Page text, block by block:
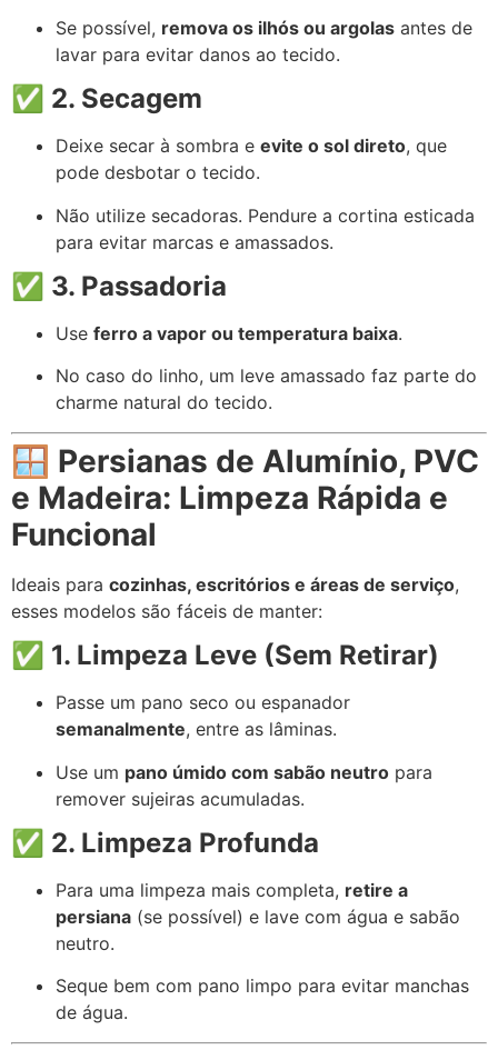
Se possível, remova os ilhós ou argolas antes de
lavar para evitar danos ao tecido.
✅ 2. Secagem
Deixe secar à sombra e evite o sol direto, que
pode desbotar o tecido.
Não utilize secadoras. Pendure a cortina esticada
para evitar marcas e amassados.
✅ 3. Passadoria
Use ferro a vapor ou temperatura baixa.
No caso do linho, um leve amassado faz parte do
charme natural do tecido.
🪟 Persianas de Alumínio, PVC
e Madeira: Limpeza Rápida e
Funcional
Ideais para cozinhas, escritórios e áreas de serviço,
esses modelos são fáceis de manter:
✅ 1. Limpeza Leve (Sem Retirar)
Passe um pano seco ou espanador
semanalmente, entre as lâminas.
Use um pano úmido com sabão neutro para
remover sujeiras acumuladas.
✅ 2. Limpeza Profunda
Para uma limpeza mais completa, retire a
persiana (se possível) e lave com água e sabão
neutro.
Seque bem com pano limpo para evitar manchas
de água.